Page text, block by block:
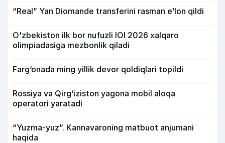
“Real” Yan Diomande transferini rasman e’lon qildi
O'zbekiston ilk bor nufuzli IOI 2026 xalqaro
olimpiadasiga mezbonlik qiladi
Farg‘onada ming yillik devor qoldiqlari topildi
Rossiya va Qirg‘iziston yagona mobil aloqa
operatori yaratadi
“Yuzma-yuz”. Kannavaroning matbuot anjumani
haqida